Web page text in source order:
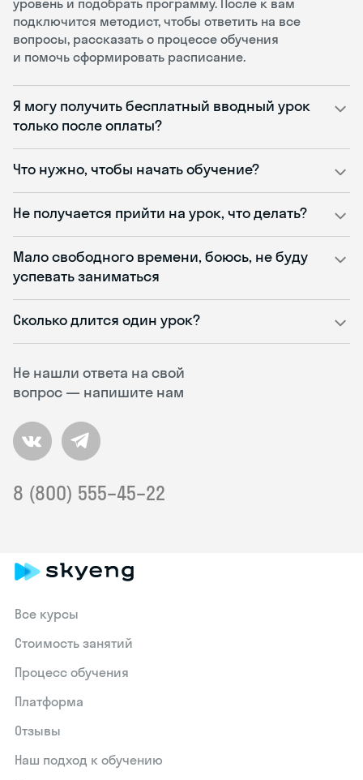
Не нашли ответа на свой
вопрос — напишите нам
8 (800) 555–45–22
уровень и подобрать программу. После к вам
подключится методист, чтобы ответить на все
вопросы, рассказать о процессе обучения
и помочь сформировать расписание.
Я могу получить бесплатный вводный урок
только после оплаты?
Что нужно, чтобы начать обучение?
Не получается прийти на урок, что делать?
Мало свободного времени, боюсь, не буду
успевать заниматься
Сколько длится один урок?
Все курсы
Стоимость занятий
Процесс обучения
Платформа
Отзывы
Наш подход к обучению